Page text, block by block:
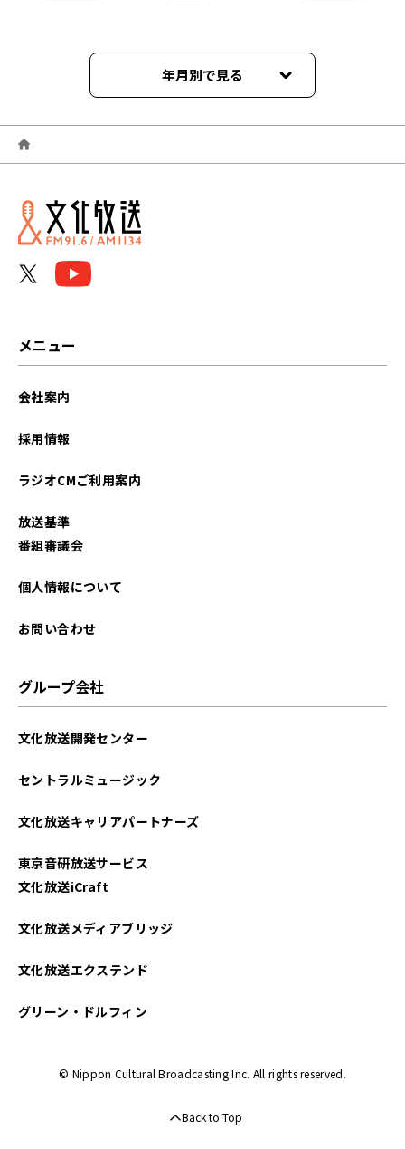
年月別で見る
2026年06月
2026年05月
2026年04月
2025年07月
2025年04月
2024年11月
2024年10月
2024年09月
メニュー
会社案内
採用情報
ラジオCMご利用案内
放送基準
番組審議会
個人情報について
お問い合わせ
グループ会社
文化放送開発センター
セントラルミュージック
文化放送キャリアパートナーズ
東京音研放送サービス
文化放送iCraft
文化放送メディアブリッジ
文化放送エクステンド
グリーン・ドルフィン
© Nippon Cultural Broadcasting Inc. All rights reserved.
Back to Top